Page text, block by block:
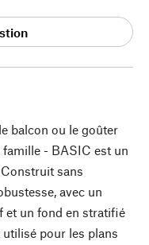
balcon ou le goûter
- BASIC est un
sans
avec un
et un fond en stratifié
pour les plans